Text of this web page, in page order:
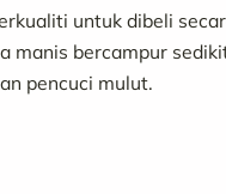
untuk dibeli
manis bercampur
pencuci mulut.